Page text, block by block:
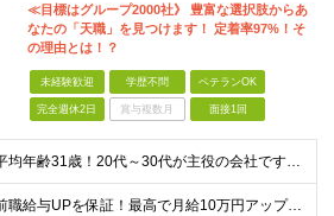
≪目標はグループ2000社》 豊富な選択肢からあ
なたの「天職」を見つけます！ 定着率97%！そ
の理由とは！？
未経験歓迎 学歴不問 ベテランOK
完全週休2日 賞与複数月 面接1回
≪平均年齢31歳！20代～30代が主役の会社です！≫ ■システム開発の実務経験をお持ちの方(言語、年数、フェーズ不問) ■学歴・経験不問 ★面接では当社でどんなキャリアが描けるのか、あなたの希望をど
≪前職給与UPを保証！最高で月給10万円アップも可能！≫ 月給35万円～70万円＋各種手当 ※経験・スキルに応じて決定いたします ※試用期間（6ヶ月）あり、期間中の給与・待遇に差異はありません ★